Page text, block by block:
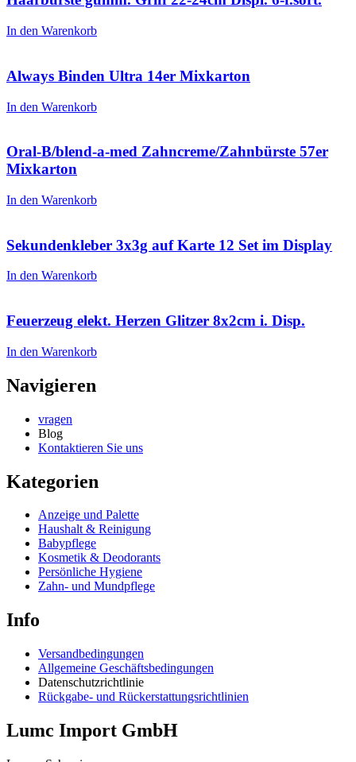
In den Warenkorb
Always Binden Ultra 14er Mixkarton
In den Warenkorb
Oral-B/blend-a-med Zahncreme/Zahnbürste 57er
Mixkarton
In den Warenkorb
Sekundenkleber 3x3g auf Karte 12 Set im Display
In den Warenkorb
Feuerzeug elekt. Herzen Glitzer 8x2cm i. Disp.
In den Warenkorb
Navigieren
vragen
Blog
Kontaktieren Sie uns
Kategorien
Anzeige und Palette
Haushalt & Reinigung
Babypflege
Kosmetik & Deodorants
Persönliche Hygiene
Zahn- und Mundpflege
Info
Versandbedingungen
Allgemeine Geschäftsbedingungen
Datenschutzrichtlinie
Rückgabe- und Rückerstattungsrichtlinien
Lumc Import GmbH